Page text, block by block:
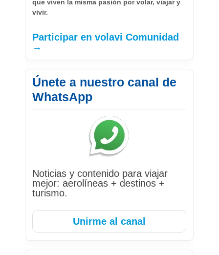
que viven la misma pasión por volar, viajar y
vivir.
Participar en volavi Comunidad
→
Únete a nuestro canal de
WhatsApp
Noticias y contenido para viajar
mejor: aerolíneas + destinos +
turismo.
Unirme al canal